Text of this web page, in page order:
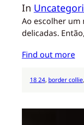
In
Ao escolher um
delicadas.
Find out more
18 24, border collie,